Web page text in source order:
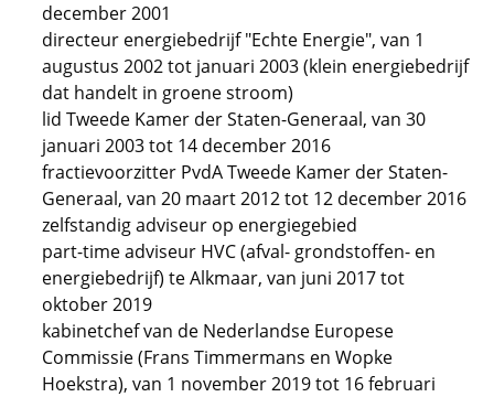
december 2001
directeur energiebedrijf "Echte Energie", van 1
augustus 2002 tot januari 2003 (klein energiebedrijf
dat handelt in groene stroom)
lid Tweede Kamer der Staten-Generaal, van 30
januari 2003 tot 14 december 2016
fractievoorzitter PvdA Tweede Kamer der Staten-
Generaal, van 20 maart 2012 tot 12 december 2016
zelfstandig adviseur op energiegebied
part-time adviseur HVC (afval- grondstoffen- en
energiebedrijf) te Alkmaar, van juni 2017 tot
oktober 2019
kabinetchef van de Nederlandse Europese
Commissie (Frans Timmermans en Wopke
Hoekstra), van 1 november 2019 tot 16 februari